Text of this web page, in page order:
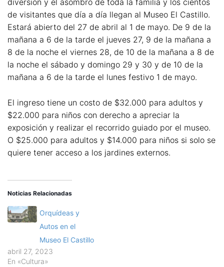
diversión y el asombro de toda la familia y los cientos
de visitantes que día a día llegan al Museo El Castillo.
Estará abierto del 27 de abril al 1 de mayo. De 9 de la
mañana a 6 de la tarde el jueves 27, 9 de la mañana a
8 de la noche el viernes 28, de 10 de la mañana a 8 de
la noche el sábado y domingo 29 y 30 y de 10 de la
mañana a 6 de la tarde el lunes festivo 1 de mayo.
El ingreso tiene un costo de $32.000 para adultos y
$22.000 para niños con derecho a apreciar la
exposición y realizar el recorrido guiado por el museo.
O $25.000 para adultos y $14.000 para niños si solo se
quiere tener acceso a los jardines externos.
Noticias Relacionadas
Orquídeas y
Autos en el
Museo El Castillo
abril 27, 2023
En «Cultura»